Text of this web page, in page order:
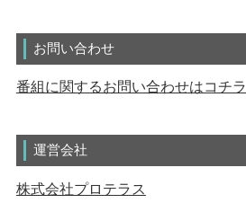
お問い合わせ
番組に関するお問い合わせはコチラ
運営会社
株式会社プロテラス